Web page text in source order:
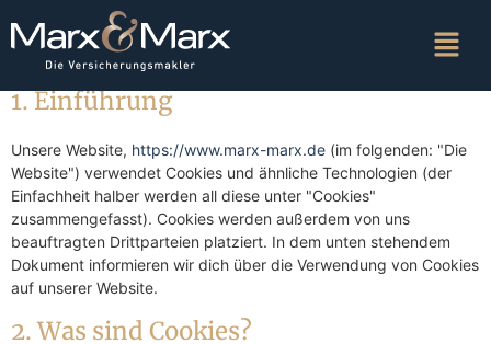
Diese Cookie-Richtlinie wurde zuletzt am 29. Februar 2024
aktualisiert und gilt für Bürger und Einwohner mit ständigem
Wohnsitz im Europäischen Wirtschaftsraum und der Schweiz.
1. Einführung
Unsere Website, https://www.marx-marx.de (im folgenden: "Die
Website") verwendet Cookies und ähnliche Technologien (der
Einfachheit halber werden all diese unter "Cookies"
zusammengefasst). Cookies werden außerdem von uns
beauftragten Drittparteien platziert. In dem unten stehendem
Dokument informieren wir dich über die Verwendung von Cookies
auf unserer Website.
2. Was sind Cookies?